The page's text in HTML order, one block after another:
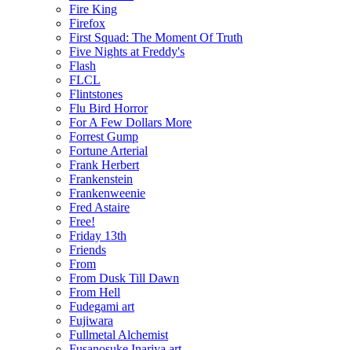
Fire King
Firefox
First Squad: The Moment Of Truth
Five Nights at Freddy's
Flash
FLCL
Flintstones
Flu Bird Horror
For A Few Dollars More
Forrest Gump
Fortune Arterial
Frank Herbert
Frankenstein
Frankenweenie
Fred Astaire
Free!
Friday 13th
Friends
From
From Dusk Till Dawn
From Hell
Fudegami art
Fujiwara
Fullmetal Alchemist